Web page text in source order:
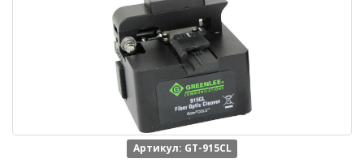
Артикул: GT-915CL